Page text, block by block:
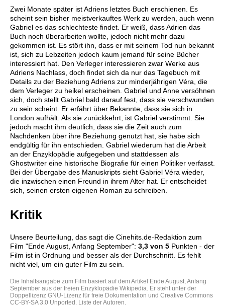
Zwei Monate später ist Adriens letztes Buch erschienen. Es
scheint sein bisher meistverkauftes Werk zu werden, auch wenn
Gabriel es das schlechteste findet. Er weiß, dass Adrien das
Buch noch überarbeiten wollte, jedoch nicht mehr dazu
gekommen ist. Es stört ihn, dass er mit seinem Tod nun bekannt
ist, sich zu Lebzeiten jedoch kaum jemand für seine Bücher
interessiert hat. Den Verleger interessieren zwar Werke aus
Adriens Nachlass, doch findet sich da nur das Tagebuch mit
Details zu der Beziehung Adriens zur minderjährigen Véra, die
dem Verleger zu heikel erscheinen. Gabriel und Anne versöhnen
sich, doch stellt Gabriel bald darauf fest, dass sie verschwunden
zu sein scheint. Er erfährt über Bekannte, dass sie sich in
London aufhält. Als sie zurückkehrt, ist Gabriel verstimmt. Sie
jedoch macht ihm deutlich, dass sie die Zeit auch zum
Nachdenken über ihre Beziehung genutzt hat, sie habe sich
endgültig für ihn entschieden. Gabriel wiederum hat die Arbeit
an der Enzyklopädie aufgegeben und stattdessen als
Ghostwriter eine historische Biografie für einen Politiker verfasst.
Bei der Übergabe des Manuskripts sieht Gabriel Véra wieder,
die inzwischen einen Freund in ihrem Alter hat. Er entscheidet
sich, seinen ersten eigenen Roman zu schreiben.
Kritik
Unsere Beurteilung, das sagt die Cinehits.de-Redaktion zum
Film "Ende August, Anfang September": 3,3 von 5 Punkten - der
Film ist in Ordnung und besser als der Durchschnitt. Es fehlt
nicht viel, um ein guter Film zu sein.
Die Inhaltsangabe zum Film basiert auf dem Artikel
Ende August, Anfang
September aus der freien Enzyklopädie Wikipedia. Er steht unter der
Doppellizenz GNU-Lizenz für freie Dokumentation und Creative Commons
CC-BY-SA 3.0 Unported . Liste der Autoren.